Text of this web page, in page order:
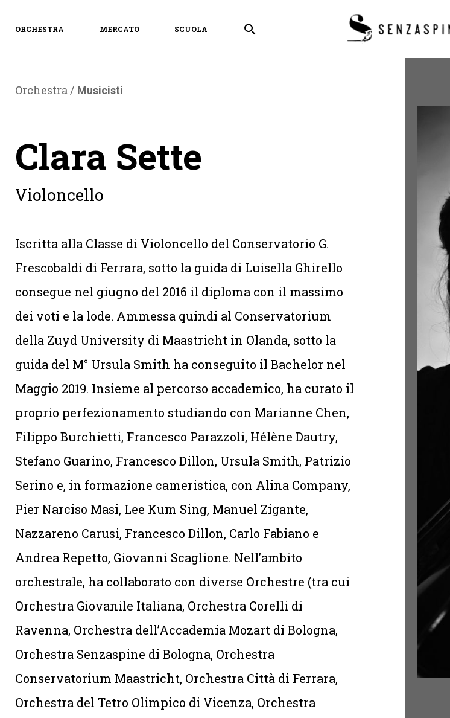
ORCHESTRA MERCATO SCUOLA
Orchestra / Musicisti
Clara Sette
Violoncello
Iscritta alla Classe di Violoncello del Conservatorio G.
Frescobaldi di Ferrara, sotto la guida di Luisella Ghirello
consegue nel giugno del 2016 il diploma con il massimo
dei voti e la lode. Ammessa quindi al Conservatorium
della Zuyd University di Maastricht in Olanda, sotto la
guida del M° Ursula Smith ha conseguito il Bachelor nel
Maggio 2019. Insieme al percorso accademico, ha curato il
proprio perfezionamento studiando con Marianne Chen,
Filippo Burchietti, Francesco Parazzoli, Hélène Dautry,
Stefano Guarino, Francesco Dillon, Ursula Smith, Patrizio
Serino e, in formazione cameristica, con Alina Company,
Pier Narciso Masi, Lee Kum Sing, Manuel Zigante,
Nazzareno Carusi, Francesco Dillon, Carlo Fabiano e
Andrea Repetto, Giovanni Scaglione. Nell’ambito
orchestrale, ha collaborato con diverse Orchestre (tra cui
Orchestra Giovanile Italiana, Orchestra Corelli di
Ravenna, Orchestra dell’Accademia Mozart di Bologna,
Orchestra Senzaspine di Bologna, Orchestra
Conservatorium Maastricht, Orchestra Città di Ferrara,
Orchestra del Tetro Olimpico di Vicenza, Orchestra